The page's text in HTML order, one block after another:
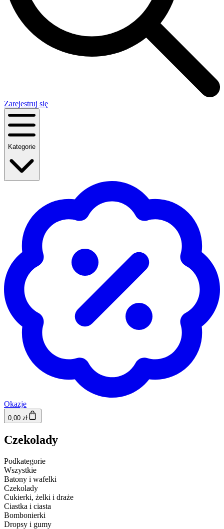
Zarejestruj się
Kategorie
Okazje
0,00 zł
Czekolady
Podkategorie
Wszystkie
Batony i wafelki
Czekolady
Cukierki, żelki i draże
Ciastka i ciasta
Bombonierki
Dropsy i gumy